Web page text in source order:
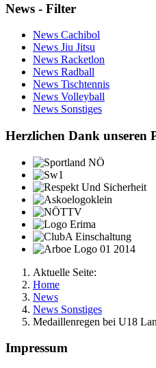
News - Filter
News Cachibol
News Jiu Jitsu
News Racketlon
News Radball
News Tischtennis
News Volleyball
News Sonstiges
Herzlichen Dank unseren
Aktuelle Seite:
Home
News
News Sonstiges
Medaillenregen bei U18
Impressum